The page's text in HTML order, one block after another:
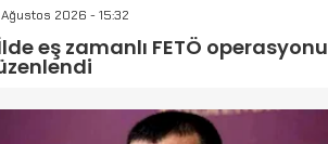
2026 - 15:32
eş zamanlı FETÖ operasyonu